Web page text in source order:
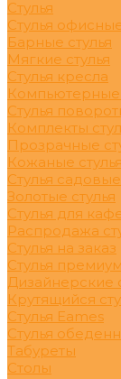
Стулья
Стулья
Барные стулья
Мягкие стулья
Стулья кресла
Компьютерные
Стулья
Комплекты
Прозрачные
Кожаные стулья
Стулья садовые
Золотые стулья
Стулья для
Распродажа
Стулья на заказ
Стулья премиум
Дизайнерские
Крутящийся
Стулья Eames
Стулья
Табуреты
Столы